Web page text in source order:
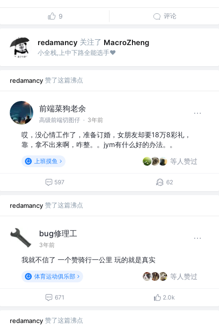
9 评论
redamancy 关注了 MacroZheng
小全栈,上中下路全能选手❤
redamancy 赞了这篇沸点
前端菜狗老余
高级前端切图仔 · 3年前
哎，没心情工作了，准备订婚，女朋友却要18万8彩礼，
靠，拿不出来啊，咋整。。jym有什么好的办法。。
上班摸鱼 等人赞过
597 62
redamancy 赞了这篇沸点
bug修理工
3年前
我就不信了 一个赞骑行一公里 玩的就是真实
体育运动俱乐部 等人赞过
671 2.0k
redamancy 赞了这篇沸点